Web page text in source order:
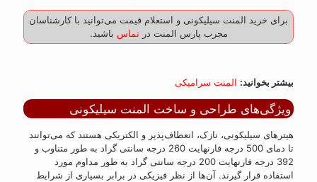
برای خرید المنت سیلیکونی و استعلام قیمت می‌توانید با کارشناسان
مجرب پارس المنت درتماس باشید.
بیشتر بخوانید: المنت سرامیکی
ویژگی‌های طراحی و ساخت المنت سیلیکونی
هیترهای سیلیکونی، نازک، انعطاف‌پذیر و الکتریکی هستند که می‌توانند
تا دمای 500 درجه فارنهایت 260 درجه سانتی گراد به طور متناوب و
392 درجه فارنهایت 200 درجه سانتی گراد به طور مداوم مورد
استفاده قرار گیرند. آن‌ها از نظر فیزیکی در برابر بسیاری از شرایط